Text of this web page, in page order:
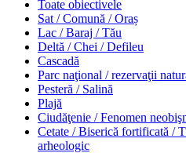
Toate obiectivele
Sat / Comună / Oraș
Lac / Baraj / Tău
Deltă / Chei / Defileu
Cascadă
Parc naţional / rezervaţii
Pesteră / Salină
Plajă
Ciudăţenie / Fenomen
Cetate / Biserică fortificată /
arheologic